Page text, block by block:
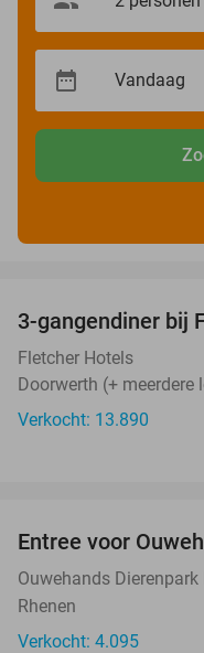
3-gangendiner bij
Fletcher Hotels
Doorwerth (+ meerdere
Verkocht: 13.890
Entree voor
Ouwehands Dierenpark
Rhenen
Verkocht: 4.095